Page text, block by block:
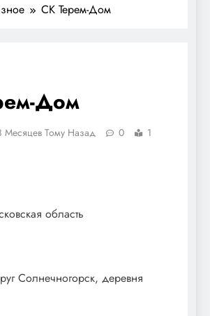
СК Терем-Дом
Дом
Месяцев Тому Назад 0
1
область
Солнечногорск, деревня